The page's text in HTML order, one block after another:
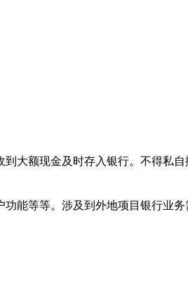
大额现金及时存入银行。不得私自
能等等。涉及到外地项目银行业务